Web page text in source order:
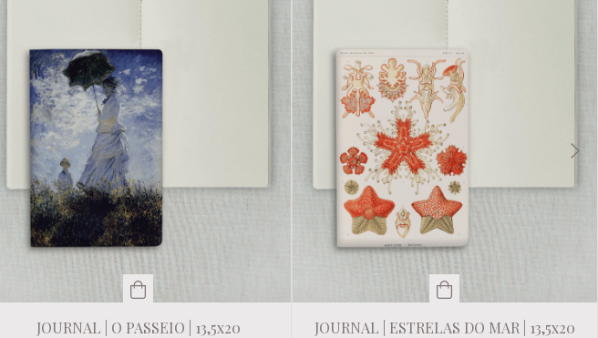
JOURNAL | O PASSEIO | 13,5x20 JOURNAL | ESTRELAS DO MAR | 13,5x20